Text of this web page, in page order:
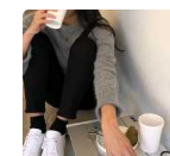
English
繁體中文